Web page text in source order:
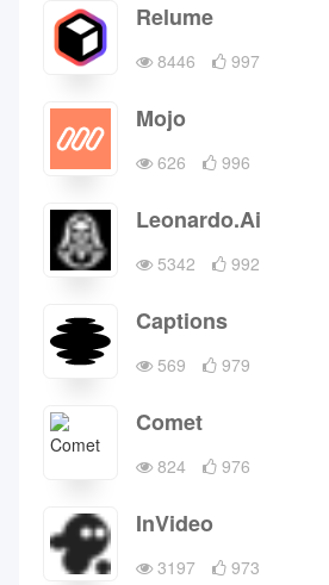
Relume
8446 997
Mojo
626 996
Leonardo.Ai
5342 992
Captions
569 979
Comet
824 976
InVideo
3197 973